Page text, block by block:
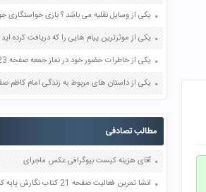
یکی از وسایل نقلیه می باشد ؟ بازی خواستگاری
مطالب تصادفی
آقای هزینه کیست بیوگرافی عکس ماجرای
انشا تمرین فعالیت صفحه 21 کتاب نگارش پایه کلاس هفتم